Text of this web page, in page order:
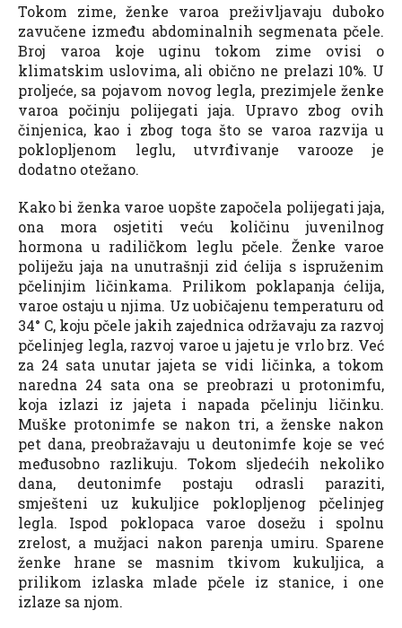
Tokom zime, ženke varoa preživljavaju duboko
zavučene između abdominalnih segmenata pčele.
Broj varoa koje uginu tokom zime ovisi o
klimatskim uslovima, ali obično ne prelazi 10%. U
proljeće, sa pojavom novog legla, prezimjele ženke
varoa počinju polijegati jaja. Upravo zbog ovih
činjenica, kao i zbog toga što se varoa razvija u
poklopljenom leglu, utvrđivanje varooze je
dodatno otežano.
Kako bi ženka varoe uopšte započela polijegati jaja,
ona mora osjetiti veću količinu juvenilnog
hormona u radiličkom leglu pčele. Ženke varoe
poliježu jaja na unutrašnji zid ćelija s ispruženim
pčelinjim ličinkama. Prilikom poklapanja ćelija,
varoe ostaju u njima. Uz uobičajenu temperaturu od
34° C, koju pčele jakih zajednica održavaju za razvoj
pčelinjeg legla, razvoj varoe u jajetu je vrlo brz. Već
za 24 sata unutar jajeta se vidi ličinka, a tokom
naredna 24 sata ona se preobrazi u protonimfu,
koja izlazi iz jajeta i napada pčelinju ličinku.
Muške protonimfe se nakon tri, a ženske nakon
pet dana, preobražavaju u deutonimfe koje se već
međusobno razlikuju. Tokom sljedećih nekoliko
dana, deutonimfe postaju odrasli paraziti,
smješteni uz kukuljice poklopljenog pčelinjeg
legla. Ispod poklopaca varoe dosežu i spolnu
zrelost, a mužjaci nakon parenja umiru. Sparene
ženke hrane se masnim tkivom kukuljica, a
prilikom izlaska mlade pčele iz stanice, i one
izlaze sa njom.